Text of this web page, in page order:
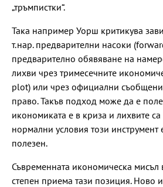
„тръмпистки“.
Така например Уорш критикува
т.нар. предварителни насоки
предварително обявяване на
лихви чрез тримесечните
plot) или чрез официални
право. Такъв подход може да е
икономиката е в криза и лихвите
нормални условия този
полезен.
Съвременната икономическа мисъл
степен приема тази позиция. Ново